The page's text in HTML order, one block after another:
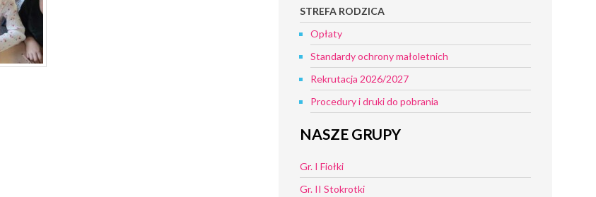
STREFA RODZICA
Opłaty
Standardy ochrony małoletnich
Rekrutacja 2026/2027
Procedury i druki do pobrania
NASZE GRUPY
Gr. I Fiołki
Gr. II Stokrotki